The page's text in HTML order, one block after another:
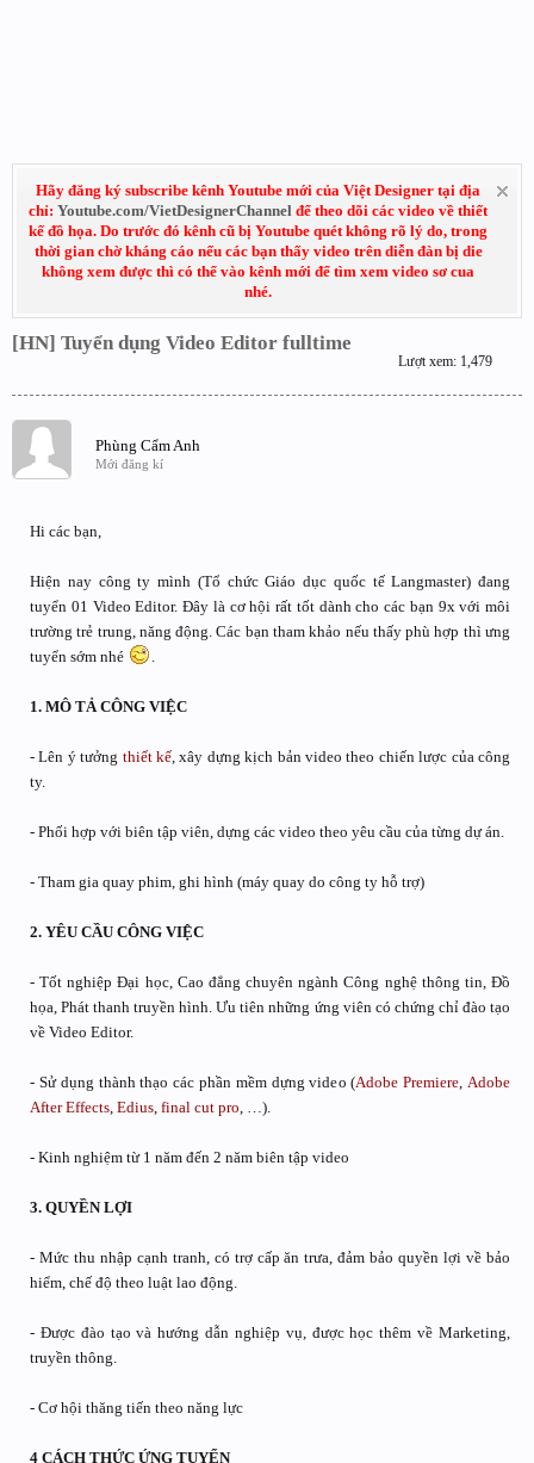
Hãy đăng ký subscribe kênh Youtube mới của Việt Designer tại địa
chỉ: Youtube.com/VietDesignerChannel để theo dõi các video về thiết
kế đồ họa. Do trước đó kênh cũ bị Youtube quét không rõ lý do, trong
thời gian chờ kháng cáo nếu các bạn thấy video trên diễn đàn bị die
không xem được thì có thể vào kênh mới để tìm xem video sơ cua
nhé.
[HN] Tuyển dụng Video Editor fulltime
Lượt xem: 1,479
Phùng Cẩm Anh
Mới đăng kí
Hi các bạn,
Hiện nay công ty mình (Tổ chức Giáo dục quốc tế Langmaster) đang
tuyển 01 Video Editor. Đây là cơ hội rất tốt dành cho các bạn 9x với môi
trường trẻ trung, năng động. Các bạn tham khảo nếu thấy phù hợp thì ưng
tuyển sớm nhé
.
1. MÔ TẢ CÔNG VIỆC
- Lên ý tưởng thiết kế, xây dựng kịch bản video theo chiến lược của công
ty.
- Phối hợp với biên tập viên, dựng các video theo yêu cầu của từng dự án.
- Tham gia quay phim, ghi hình (máy quay do công ty hỗ trợ)
2. YÊU CẦU CÔNG VIỆC
- Tốt nghiệp Đại học, Cao đẳng chuyên ngành Công nghệ thông tin, Đồ
họa, Phát thanh truyền hình. Ưu tiên những ứng viên có chứng chỉ đào tạo
về Video Editor.
- Sử dụng thành thạo các phần mềm dựng video (Adobe Premiere,Adobe
After Effects, Edius, final cut pro, …).
- Kinh nghiệm từ 1 năm đến 2 năm biên tập video
3. QUYỀN LỢI
- Mức thu nhập cạnh tranh, có trợ cấp ăn trưa, đảm bảo quyền lợi về bảo
hiểm, chế độ theo luật lao động.
- Được đào tạo và hướng dẫn nghiệp vụ, được học thêm về Marketing,
truyền thông.
- Cơ hội thăng tiến theo năng lực
4 CÁCH THỨC ỨNG TUYỂN